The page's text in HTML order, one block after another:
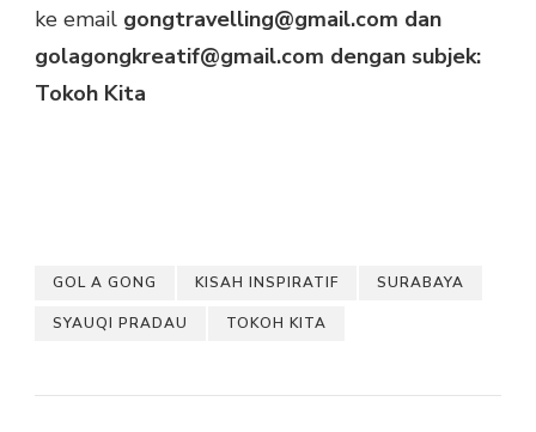
ke email gongtravelling@gmail.com dan
golagongkreatif@gmail.com dengan subjek:
Tokoh Kita
GOL A GONG KISAH INSPIRATIF SURABAYA
SYAUQI PRADAU TOKOH KITA